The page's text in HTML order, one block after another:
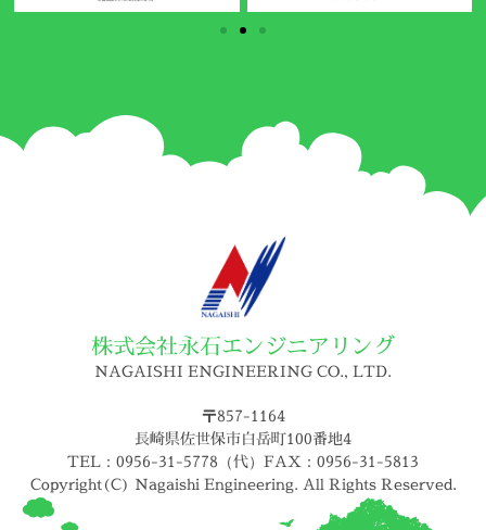
株式会社永石エンジニアリング
NAGAISHI ENGINEERING CO., LTD.
〒857-1164
長崎県佐世保市白岳町100番地4
TEL：0956-31-5778（代）FAX：0956-31-5813
Copyright(C) Nagaishi Engineering. All Rights Reserved.